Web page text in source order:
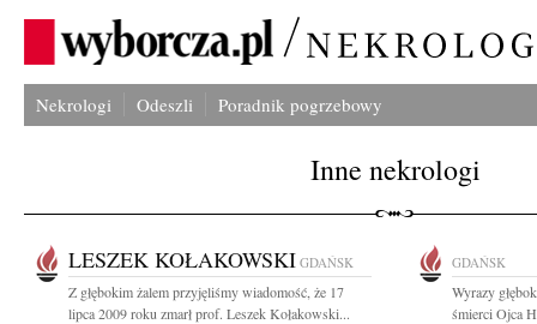
Nekrologi Odeszli Poradnik pogrzebowy
Inne nekrologi
LESZEK KOŁAKOWSKI GDAŃSK
Z głębokim żalem przyjęliśmy wiadomość, że 17
lipca 2009 roku zmarł prof. Leszek Kołakowski...
GDAŃSK
Wyrazy
śmierci Ojca